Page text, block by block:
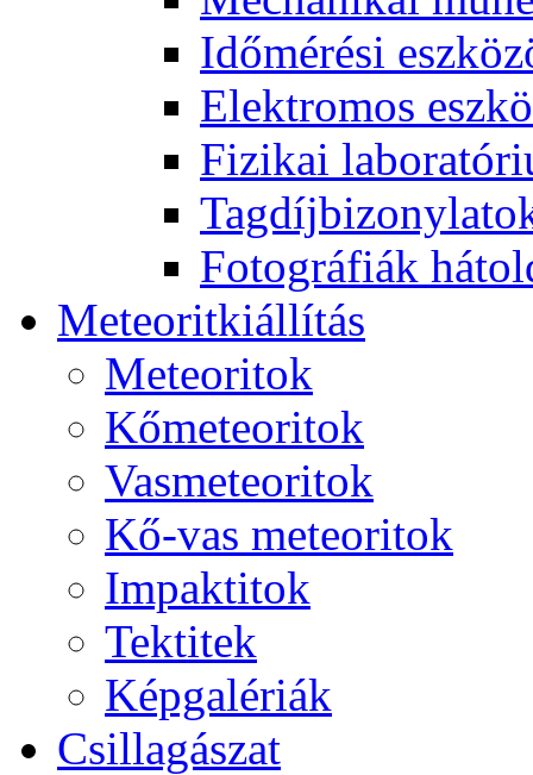
Idő­mé­ré­si
Elekt­ro­mos
Fi­zi­kai
Fo­tog­rá­fi­ák
Me­te­o­rit­ki­ál­lí­tás
Me­te­o­ri­tok
Kő­me­te­o­ri­tok
Vas­me­te­o­ri­tok
Kő-vas me­te­o­ri­tok
Imp­ak­ti­tok
Tek­ti­tek
Kép­ga­lé­ri­ák
Csil­la­gá­szat